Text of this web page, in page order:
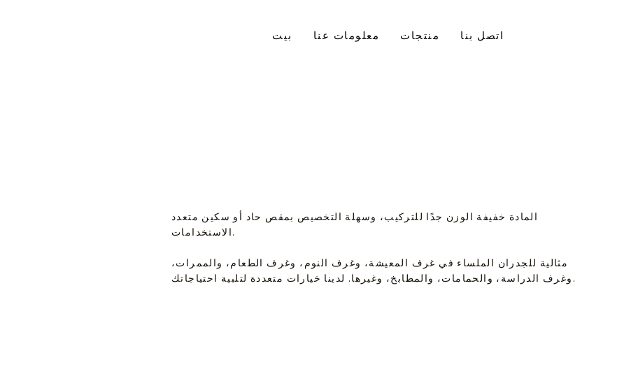
بيت معلومات عنا منتجات اتصل بنا
المادة خفيفة الوزن جدًا للتركيب، وسهلة التخصيص بمقص حاد أو سكين متعدد
الاستخدامات.
مثالية للجدران الملساء في غرف المعيشة، وغرف النوم، وغرف الطعام، والممرات،
وغرف الدراسة، والحمامات، والمطابخ، وغيرها. لدينا خيارات متعددة لتلبية احتياجاتك.